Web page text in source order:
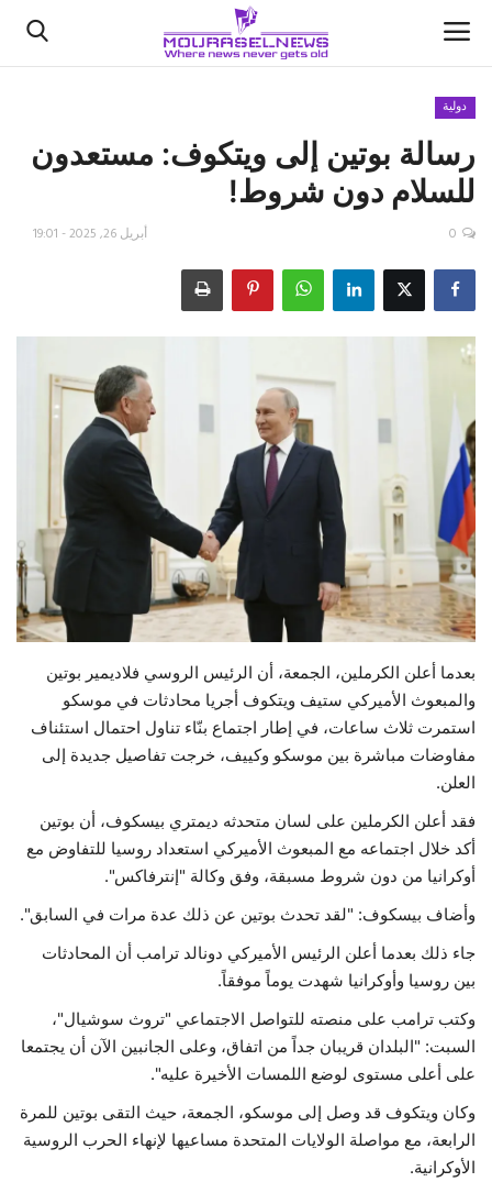
الأخبار
كتّابنا
اقتصاد
علوم وتكنولوجيا
رياضة
فيديو
حياة
دولية
رسالة بوتين إلى ويتكوف: مستعدون
للسلام دون شروط!
أبريل 26, 2025 - 19:01 0
بعدما أعلن الكرملين، الجمعة، أن الرئيس الروسي فلاديمير بوتين
والمبعوث الأميركي ستيف ويتكوف أجريا محادثات في موسكو
استمرت ثلاث ساعات، في إطار اجتماع بنّاء تناول احتمال استئناف
مفاوضات مباشرة بين موسكو وكييف، خرجت تفاصيل جديدة إلى
العلن.
فقد أعلن الكرملين على لسان متحدثه ديمتري بيسكوف، أن بوتين
أكد خلال اجتماعه مع المبعوث الأميركي استعداد روسيا للتفاوض مع
أوكرانيا من دون شروط مسبقة، وفق وكالة "إنترفاكس".
وأضاف بيسكوف: "لقد تحدث بوتين عن ذلك عدة مرات في السابق".
جاء ذلك بعدما أعلن الرئيس الأميركي دونالد ترامب أن المحادثات
بين روسيا وأوكرانيا شهدت يوماً موفقاً.
وكتب ترامب على منصته للتواصل الاجتماعي "تروث سوشيال"،
السبت: "البلدان قريبان جداً من اتفاق، وعلى الجانبين الآن أن يجتمعا
على أعلى مستوى لوضع اللمسات الأخيرة عليه".
وكان ويتكوف قد وصل إلى موسكو، الجمعة، حيث التقى بوتين للمرة
الرابعة، مع مواصلة الولايات المتحدة مساعيها لإنهاء الحرب الروسية
الأوكرانية.